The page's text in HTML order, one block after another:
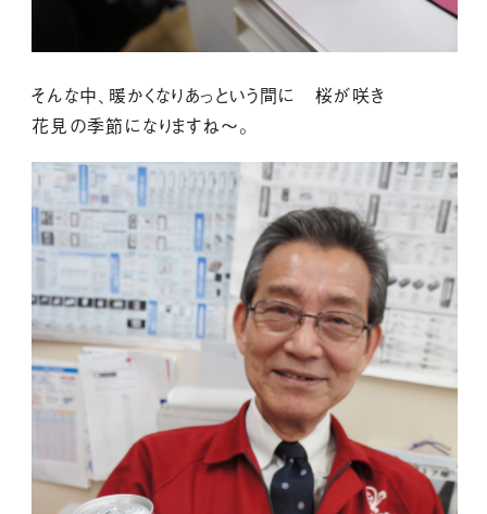
そんな中、暖かくなりあっという間に 桜が咲き
花見の季節になりますね～。